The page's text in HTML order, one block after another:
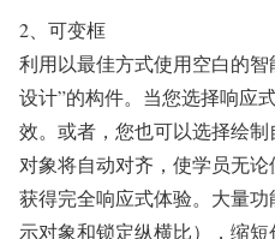
2、可变框
利用以最佳方式使用空白的
设计”的构件。当您选择响应
效。或者，您也可以选择绘
对象将自动对齐，使学员无
获得完全响应式体验。大量
示对象和锁定纵横比），缩短